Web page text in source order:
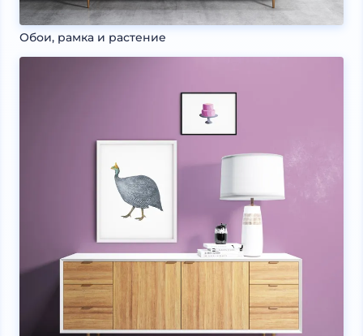
Обои, рамка и растение